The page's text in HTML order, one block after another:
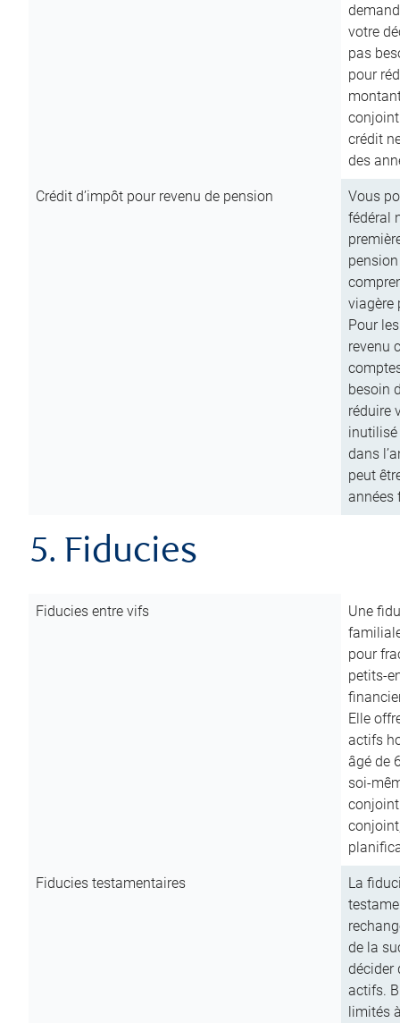
votre
pas
pour
conjoint
crédit
des
Crédit d’impôt pour revenu de pension
Vous
fédéral
viagère
Pour
revenu
besoin
réduire
inutilisé
dans
peut
années
5. Fiducies
Fiducies entre vifs
Une
pour
petits-
Elle
actifs
âgé de
soi-
Fiducies testamentaires
La
de la
décider
actifs.
limités